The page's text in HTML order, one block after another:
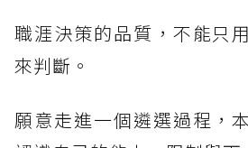
職涯決策的品質，不能只
來判斷。
願意走進一個遴選過程，